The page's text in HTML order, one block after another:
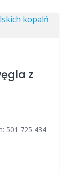
z
501 725 434